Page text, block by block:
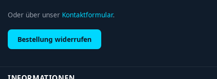
Oder über unser Kontaktformular.
Bestellung widerrufen